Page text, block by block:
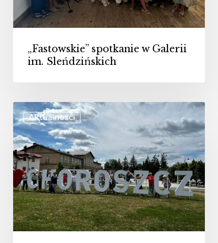
„Fastowskie” spotkanie w Galerii
im. Sleńdzińskich
Aktualności
Spotkanie
„Fastowiaczek”
w
Choroszczy